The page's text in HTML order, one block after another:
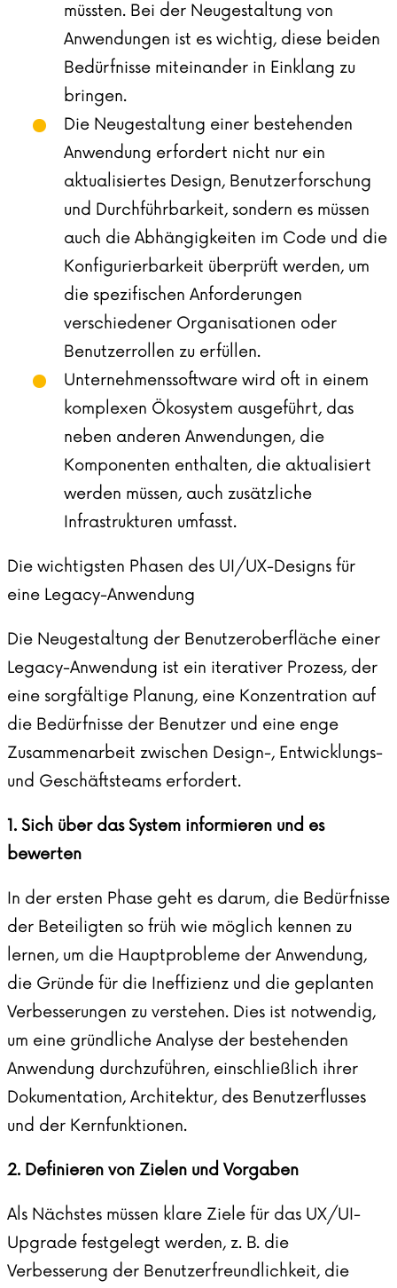
müssten. Bei der Neugestaltung von
Anwendungen ist es wichtig, diese beiden
Bedürfnisse miteinander in Einklang zu
bringen.
Die Neugestaltung einer bestehenden
Anwendung erfordert nicht nur ein
aktualisiertes Design, Benutzerforschung
und Durchführbarkeit, sondern es müssen
auch die Abhängigkeiten im Code und die
Konfigurierbarkeit überprüft werden, um
die spezifischen Anforderungen
verschiedener Organisationen oder
Benutzerrollen zu erfüllen.
Unternehmenssoftware wird oft in einem
komplexen Ökosystem ausgeführt, das
neben anderen Anwendungen, die
Komponenten enthalten, die aktualisiert
werden müssen, auch zusätzliche
Infrastrukturen umfasst.
Die wichtigsten Phasen des UI/UX-Designs für
eine Legacy-Anwendung
Die Neugestaltung der Benutzeroberfläche einer
Legacy-Anwendung ist ein iterativer Prozess, der
eine sorgfältige Planung, eine Konzentration auf
die Bedürfnisse der Benutzer und eine enge
Zusammenarbeit zwischen Design-, Entwicklungs-
und Geschäftsteams erfordert.
1. Sich über das System informieren und es
bewerten
In der ersten Phase geht es darum, die Bedürfnisse
der Beteiligten so früh wie möglich kennen zu
lernen, um die Hauptprobleme der Anwendung,
die Gründe für die Ineffizienz und die geplanten
Verbesserungen zu verstehen. Dies ist notwendig,
um eine gründliche Analyse der bestehenden
Anwendung durchzuführen, einschließlich ihrer
Dokumentation, Architektur, des Benutzerflusses
und der Kernfunktionen.
2. Definieren von Zielen und Vorgaben
Als Nächstes müssen klare Ziele für das UX/UI-
Upgrade festgelegt werden, z. B. die
Verbesserung der Benutzerfreundlichkeit, die